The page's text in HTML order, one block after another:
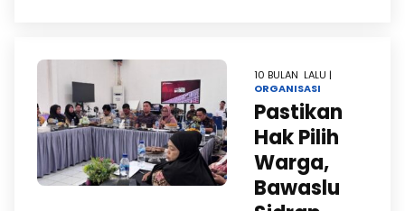
10 BULAN LALU |
ORGANISASI
Pastikan
Hak Pilih
Warga,
Bawaslu